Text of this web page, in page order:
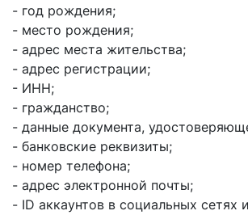
- год рождения;
- место рождения;
- адрес места жительства;
- адрес регистрации;
- ИНН;
- гражданство;
- данные документа,
- банковские реквизиты;
- номер телефона;
- адрес электронной почты;
- ID аккаунтов в социальных сетях и